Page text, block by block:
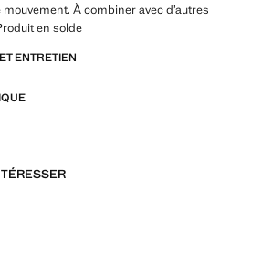
À combiner avec d’autres
en solde
ENTRETIEN